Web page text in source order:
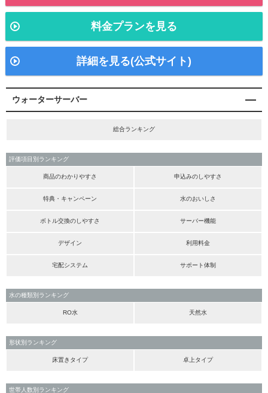
料金プランを見る
詳細を見る(公式サイト)
ウォーターサーバー
総合ランキング
評価項目別ランキング
商品のわかりやすさ 申込みのしやすさ
特典・キャンペーン 水のおいしさ
ボトル交換のしやすさ サーバー機能
デザイン 利用料金
宅配システム サポート体制
水の種類別ランキング
RO水 天然水
形状別ランキング
床置きタイプ 卓上タイプ
世帯人数別ランキング